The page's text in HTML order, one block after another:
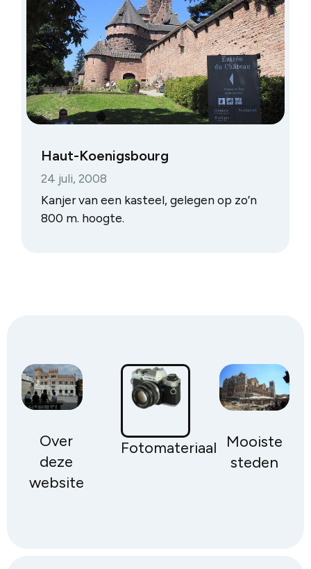
Haut-Koenigsbourg
24 juli, 2008
Kanjer van een kasteel, gelegen op zo’n
800 m. hoogte.
Over
deze
website
Fotomateriaal
Mooiste
steden